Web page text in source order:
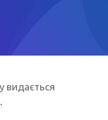
видається